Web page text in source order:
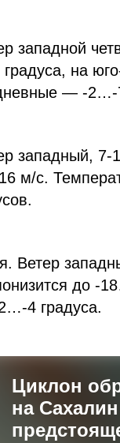
западной
на
— -2…-
западный,
16 м/с.
Ветер
до -
4 градуса.
Циклон
на